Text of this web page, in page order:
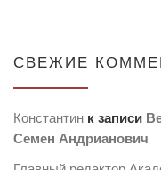
СВЕЖИЕ
Константин к записи
Семен Андрианович